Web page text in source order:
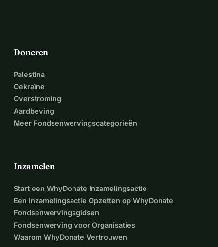
Doneren
Palestina
Oekraïne
Overstroming
Aardbeving
Meer Fondsenwervingscategorieën
Inzamelen
Start een WhyDonate Inzamelingsactie
Een Inzamelingsactie Opzetten op WhyDonate
Fondsenwervingsgidsen
Fondsenwerving voor Organisaties
Waarom WhyDonate Vertrouwen